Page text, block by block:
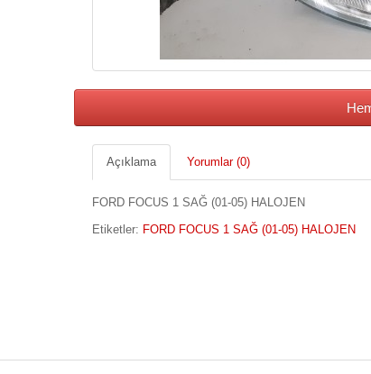
Açıklama Yorumlar (0)
FORD FOCUS 1 SAĞ (01-05) HALOJEN
Etiketler: FORD FOCUS 1 SAĞ (01-05) HALOJEN